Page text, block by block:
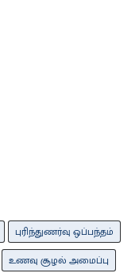
புரிந்துணர்வு ஒப்பந்தம்
உணவு சூழல் அமைப்பு